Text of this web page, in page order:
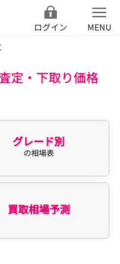
ログイン
MENU
定・下取り価格
グレード別
の相場表
買取相場予測